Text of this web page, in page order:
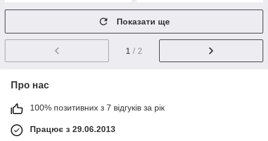
Показати ще
1 / 2
Про нас
100% позитивних з 7 відгуків за рік
Працює з 29.06.2013